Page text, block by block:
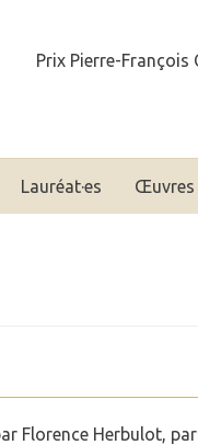
Prix Pierre-
Lauréat·es Œuvres
Florence Herbulot,